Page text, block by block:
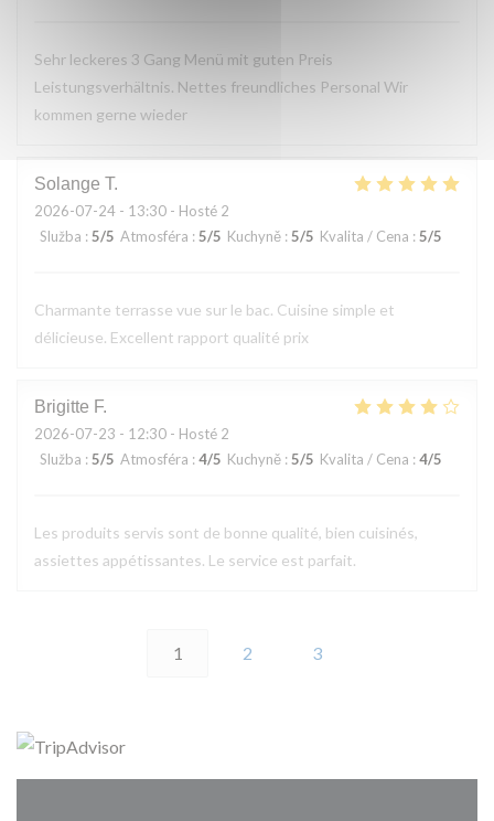
Sehr leckeres 3 Gang Menü mit guten Preis
Leistungsverhältnis. Nettes freundliches Personal Wir
kommen gerne wieder
Solange T
2026-07-24 - 13:30 - Hosté 2
Služba : 5/5 Atmosféra : 5/5 Kuchyně : 5/5 Kvalita / Cena : 5/5
Charmante terrasse vue sur le bac. Cuisine simple et
délicieuse. Excellent rapport qualité prix
Brigitte F
2026-07-23 - 12:30 - Hosté 2
Služba : 5/5 Atmosféra : 4/5 Kuchyně : 5/5 Kvalita / Cena : 4/5
Les produits servis sont de bonne qualité, bien cuisinés,
assiettes appétissantes. Le service est parfait.
1 2 3